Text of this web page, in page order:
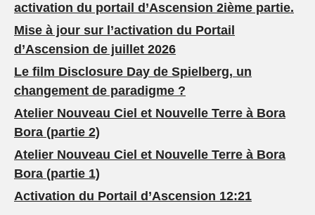
activation du portail d’Ascension 2ième partie.
Mise à jour sur l’activation du Portail
d’Ascension de juillet 2026
Le film Disclosure Day de Spielberg, un
changement de paradigme ?
Atelier Nouveau Ciel et Nouvelle Terre à Bora
Bora (partie 2)
Atelier Nouveau Ciel et Nouvelle Terre à Bora
Bora (partie 1)
Activation du Portail d’Ascension 12:21